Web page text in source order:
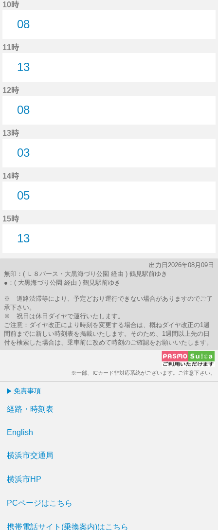
10時
08
11時
13
12時
08
13時
03
14時
05
15時
13
出力日2026年08月09日
無印：( Ｌ８バース・大黒海づり公園 経由 ) 鶴見駅前ゆき
●：( 大黒海づり公園 経由 ) 鶴見駅前ゆき
※ 道路渋滞等により、予定どおり運行できない場合がありますのでご了
承下さい。
※ 祝日は休日ダイヤで運行いたします。
ご注意：ダイヤ改正により時刻を変更する場合は、概ねダイヤ改正の1週
間前までに新しい時刻表を掲載いたします。そのため、1週間以上先の日
付を検索した場合は、乗車前に改めて時刻のご確認をお願いいたします。
※一部、ICカード非対応系統がございます。ご注意下さい。
免責事項
経路・時刻表
English
横浜市交通局
横浜市HP
PCページはこちら
携帯電話サイト(乗換案内)はこちら